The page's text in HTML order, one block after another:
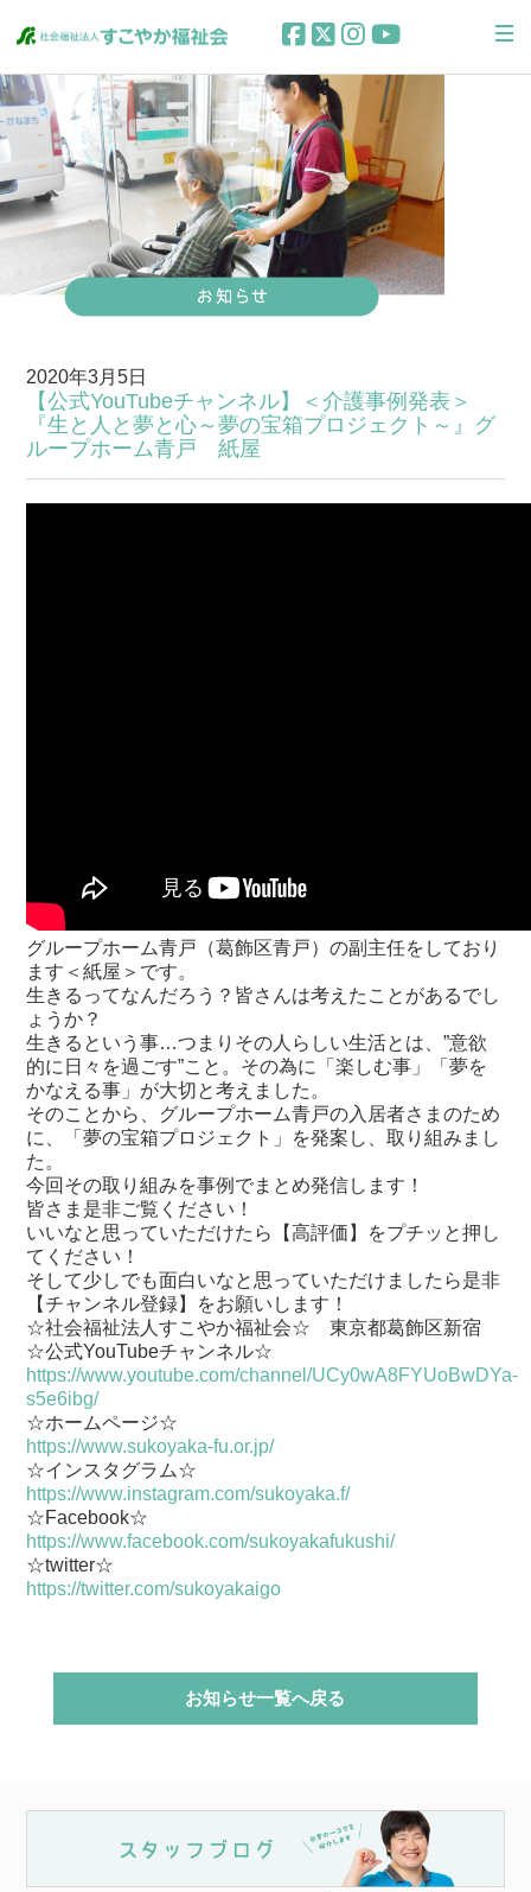
2020年3月5日
【公式YouTubeチャンネル】＜介護事例発表＞
『生と人と夢と心～夢の宝箱プロジェクト～』グ
ループホーム青戸 紙屋
グループホーム青戸（葛飾区青戸）の副主任をしており
ます＜紙屋＞です。
生きるってなんだろう？皆さんは考えたことがあるでし
ょうか？
生きるという事…つまりその人らしい生活とは、”意欲
的に日々を過ごす”こと。その為に「楽しむ事」「夢を
かなえる事」が大切と考えました。
そのことから、グループホーム青戸の入居者さまのため
に、「夢の宝箱プロジェクト」を発案し、取り組みまし
た。
今回その取り組みを事例でまとめ発信します！
皆さま是非ご覧ください！
いいなと思っていただけたら【高評価】をプチッと押し
てください！
そして少しでも面白いなと思っていただけましたら是非
【チャンネル登録】をお願いします！
☆社会福祉法人すこやか福祉会☆ 東京都葛飾区新宿
☆公式YouTubeチャンネル☆
https://www.youtube.com/channel/UCy0wA8FYUoBwDYa-
s5e6ibg/
☆ホームページ☆
https://www.sukoyaka-fu.or.jp/
☆インスタグラム☆
https://www.instagram.com/sukoyaka.f/
☆Facebook☆
https://www.facebook.com/sukoyakafukushi/
☆twitter☆
https://twitter.com/sukoyakaigo
お知らせ一覧へ戻る